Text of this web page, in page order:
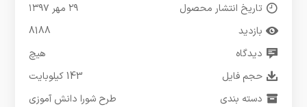
تاریخ انتشار محصول
۲۹ مهر ۱۳۹۷
بازدید
8188
دیدگاه
هیچ
حجم فایل
143 کیلوبایت
دسته بندی
طرح شورا دانش آموزی